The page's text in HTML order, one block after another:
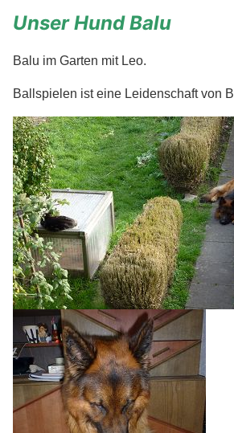
Unser Hund Balu
Balu im Garten mit Leo.
Ballspielen ist eine Leidenschaft von